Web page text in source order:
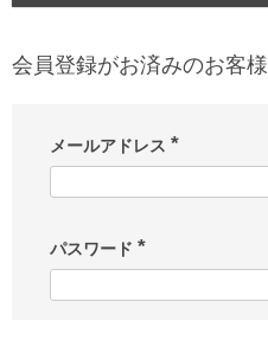
会員登録がお済みのお客様
メールアドレス
(
須
パスワード
(
須